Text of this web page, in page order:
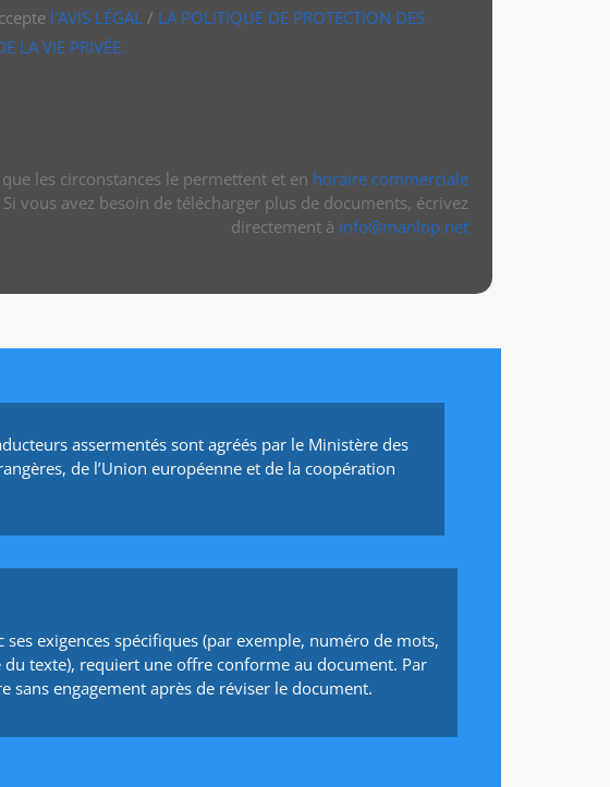
l'AVIS LÉGAL/ LA POLITIQUE DE PROTECTION DES
LA VIE PRIVÉE.
les circonstances le permettent et en horaire commerciale
vous avez besoin de télécharger plus de documents, écrivez
directement à info@manlop.net
assermentés sont agréés par le Ministère des
de l’Union européenne et de la coopération
exigences spécifiques (par exemple, numéro de mots,
texte), requiert une offre conforme au document. Par
sans engagement après de réviser le document.